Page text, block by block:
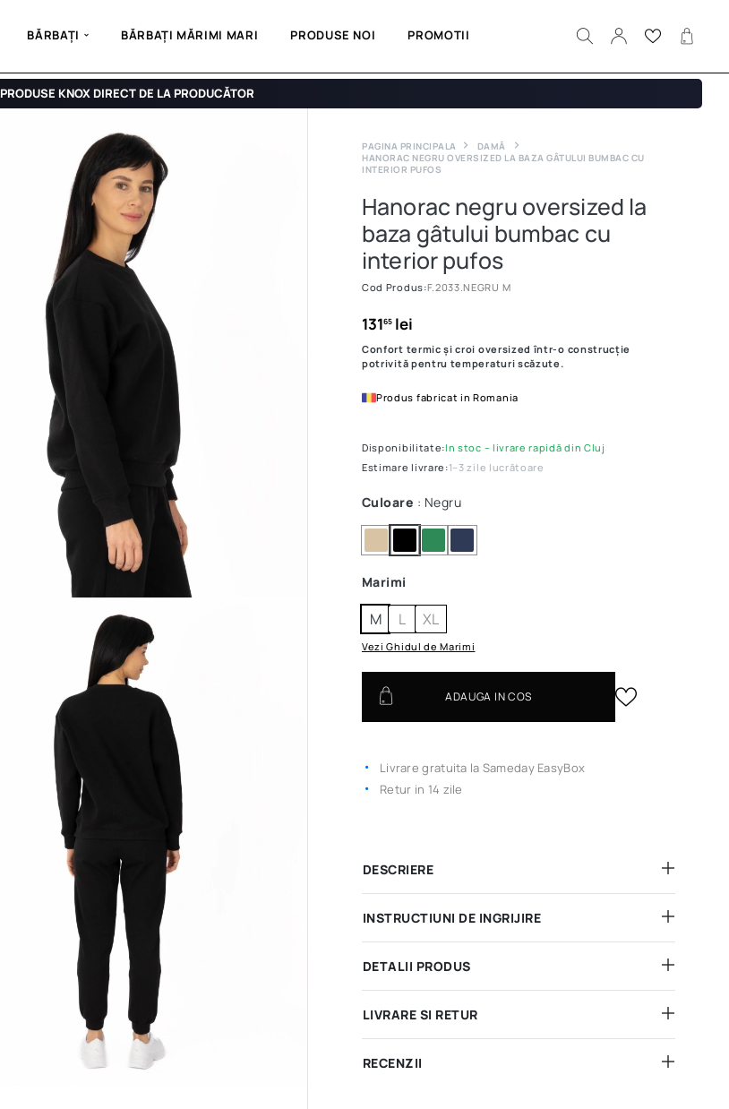
BĂRBAȚI BĂRBAȚI MĂRIMI MARI PRODUSE NOI PROMOTII
PRODUSE KNOX DIRECT DE LA PRODUCĂTOR
PAGINA PRINCIPALA
DAMĂ
HANORAC NEGRU OVERSIZED LA BAZA GÂTULUI BUMBAC CU
INTERIOR PUFOS
Hanorac negru oversized la
baza gâtului bumbac cu
interior pufos
Cod Produs:F.2033.NEGRU M
13165lei
Confort termic și croi oversized într-o construcție
potrivită pentru temperaturi scăzute.
Produs fabricat in Romania
Disponibilitate:In stoc – livrare rapidă din Cluj
Estimare livrare:1–3 zile lucrătoare
Culoare : Negru
Marimi
M L XL
Vezi Ghidul de Marimi
ADAUGA IN COS
Livrare gratuita la Sameday EasyBox
Retur in 14 zile
DESCRIERE
INSTRUCTIUNI DE INGRIJIRE
DETALII PRODUS
LIVRARE SI RETUR
RECENZII